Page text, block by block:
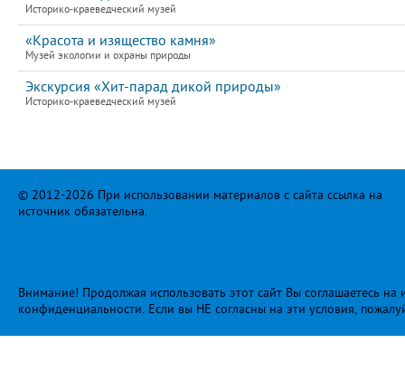
Историко-краеведческий музей
«Красота и изящество камня»
Музей экологии и охраны природы
Экскурсия «Хит-парад дикой природы»
Историко-краеведческий музей
© 2012-2026 При использовании материалов с сайта ссылка на
источник обязательна.
Внимание! Продолжая использовать этот сайт Вы соглашаетесь
конфиденциальности. Если вы НЕ согласны на эти условия,